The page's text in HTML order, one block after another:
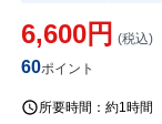
6,600円 (税込)
60ポイント
所要時間： 約1時間